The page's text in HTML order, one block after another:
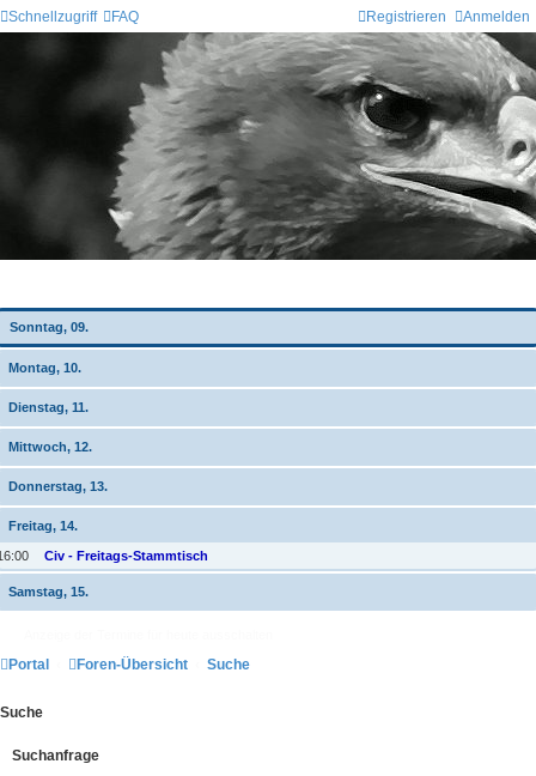
Schnellzugriff FAQ Anmelden
Registrieren
Sonntag, 09.
Montag, 10.
Dienstag, 11.
Mittwoch, 12.
Donnerstag, 13.
Freitag, 14.
Civ - Freitags-Stammtisch
Samstag, 15.
Portal Foren-Übersicht Suche
Suche
Suchanfrage